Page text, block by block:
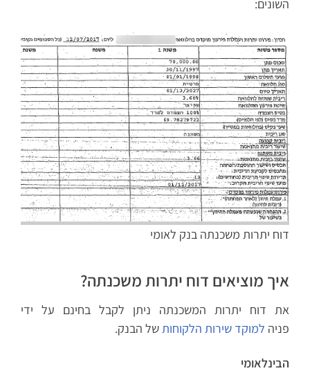
השונים:
דוח יתרות משכנתה בנק לאומי
איך מוציאים דוח יתרות משכנתה?
את דוח יתרות המשכנתה ניתן לקבל בחינם על ידי
פניה למוקד שירות הלקוחותשל הבנק.
הבינלאומי